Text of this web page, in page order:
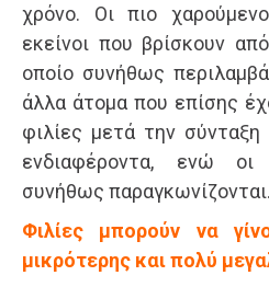
χρόνο. Οι πιο
εκείνοι που βρίσκουν
οποίο συνήθως
άλλα άτομα που επίσης
φιλίες μετά την σύνταξη
ενδιαφέροντα, ενώ οι
συνήθως παραγκωνίζονται.
Φιλίες μπορούν να
μικρότερης και πολύ